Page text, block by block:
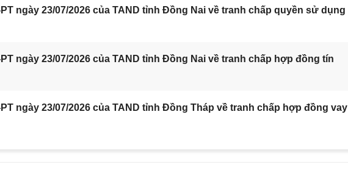
PT ngày 23/07/2026 của TAND tỉnh Đồng Nai về tranh chấp quyền sử dụng
PT ngày 23/07/2026 của TAND tỉnh Đồng Nai về tranh chấp hợp đồng tín
PT ngày 23/07/2026 của TAND tỉnh Đồng Tháp về tranh chấp hợp đồng vay